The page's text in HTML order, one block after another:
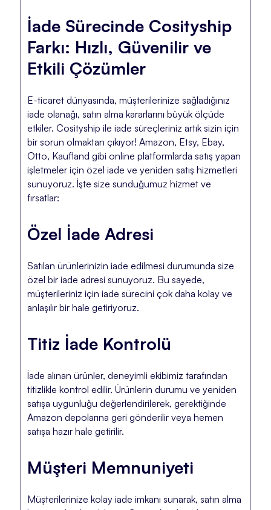
İade Sürecinde Cosityship
Farkı: Hızlı, Güvenilir ve
Etkili Çözümler
E-ticaret dünyasında, müşterilerinize sağladığınız
iade olanağı, satın alma kararlarını büyük ölçüde
etkiler. Cosityship ile iade süreçleriniz artık sizin için
bir sorun olmaktan çıkıyor! Amazon, Etsy, Ebay,
Otto, Kaufland gibi online platformlarda satış yapan
işletmeler için özel iade ve yeniden satış hizmetleri
sunuyoruz. İşte size sunduğumuz hizmet ve
fırsatlar:
Özel İade Adresi
Satılan ürünlerinizin iade edilmesi durumunda size
özel bir iade adresi sunuyoruz. Bu sayede,
müşterileriniz için iade sürecini çok daha kolay ve
anlaşılır bir hale getiriyoruz.
Titiz İade Kontrolü
İade alınan ürünler, deneyimli ekibimiz tarafından
titizlikle kontrol edilir. Ürünlerin durumu ve yeniden
satışa uygunluğu değerlendirilerek, gerektiğinde
Amazon depolarına geri gönderilir veya hemen
satışa hazır hale getirilir.
Müşteri Memnuniyeti
Müşterilerinize kolay iade imkanı sunarak, satın alma